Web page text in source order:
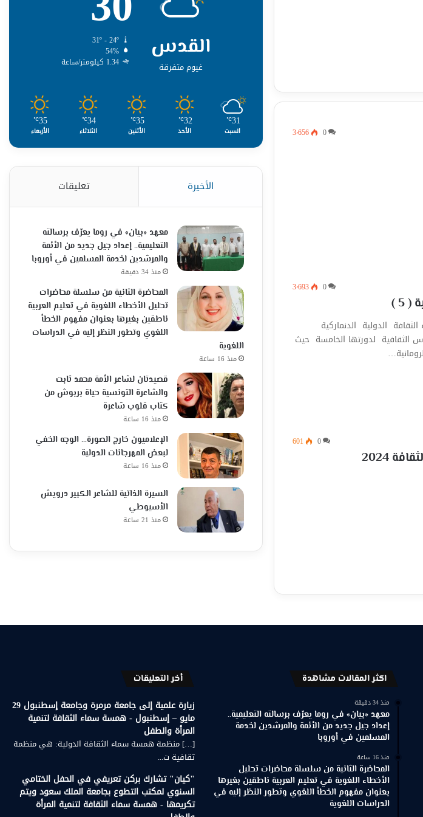
0 3٬656
0 3٬693
5 )
الدولية الدنماركية
الثقافية لدورتها الخامسة حيث
0
601
2024
القدس
غيوم متفرقة
31º - 24º
54%
1.34 كيلومتر/ساعة
31
℃
السبت
32
℃
الأحد
35
℃
الأثنين
34
℃
الثلاثاء
35
℃
الأربعاء
الأخيرة تعليقات
معهد «بيان» في روما يعرّف برسالته
التعليمية.. إعداد جيل جديد من الأئمة
والمرشدين لخدمة المسلمين في أوروبا
منذ 34 دقيقة
المحاضرة الثانية من سلسلة محاضرات
تحليل الأخطاء اللغوية في تعليم العربية
ناطقين بغيرها بعنوان مفهوم الخطأ
اللغوي وتطور النظر إليه في الدراسات
اللغوية
منذ 16 ساعة
قصيدتان لشاعر الأمة محمد ثابت
والشاعرة التونسية حياة بربوش من
كتاب قلوب شاعرة
منذ 16 ساعة
الإعلاميون خارج الصورة… الوجه الخفي
لبعض المهرجانات الدولية
منذ 16 ساعة
السيرة الذاتية للشاعر الكبير درويش
الأسيوطي
منذ 21 ساعة
اكثر المقالات مشاهدة
منذ 34 دقيقة
معهد «بيان» في روما يعرّف برسالته التعليمية..
إعداد جيل جديد من الأئمة والمرشدين لخدمة
المسلمين في أوروبا
منذ 16 ساعة
المحاضرة الثانية من سلسلة محاضرات تحليل
الأخطاء اللغوية في تعليم العربية ناطقين بغيرها
بعنوان مفهوم الخطأ اللغوي وتطور النظر إليه في
الدراسات اللغوية
أخر التعليقات
زيارة علمية إلى جامعة مرمرة وجامعة إسطنبول 29
مايو – إسطنبول - همسة سماء الثقافة لتنمية
المرأة والطفل
[…] منظمة همسة سماء الثقافة الدولية: هي منظمة
ثقافية ت...
"كيان" تشارك بركن تعريفي في الحفل الختامي
السنوي لمكتب التطوع بجامعة الملك سعود ويتم
تكريمها - همسة سماء الثقافة لتنمية المرأة